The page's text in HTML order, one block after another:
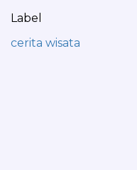
Label
cerita wisata